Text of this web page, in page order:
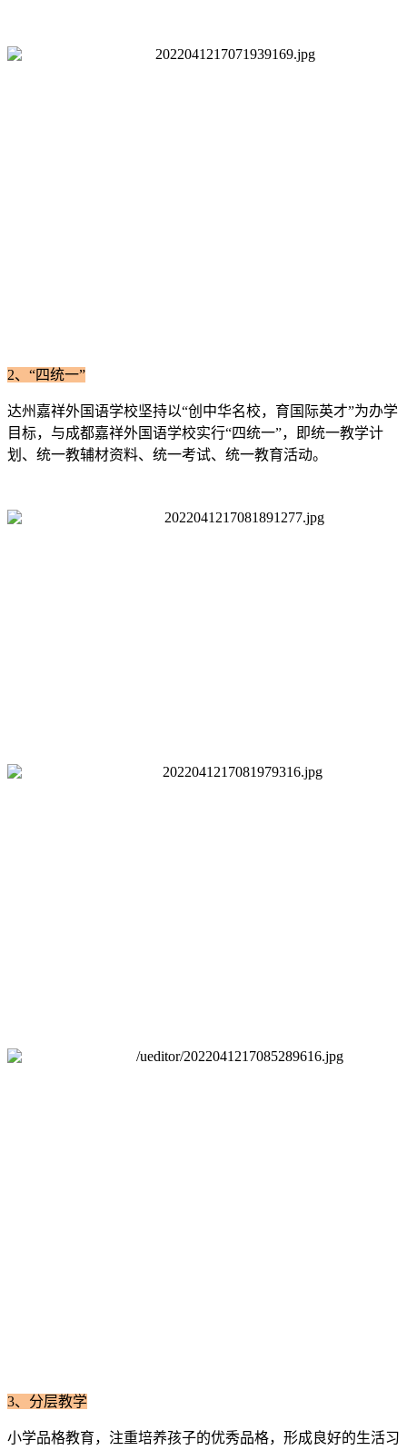
2、 “四统一”
达州嘉祥外国语学校坚持以“创中华名校，育国际英才”为办学
目标，与成都嘉祥外国语学校实行“四统一”，即统一教学计
划、统一教辅材资料、统一考试、统一教育活动。
3、 分层教学
小学品格教育，注重培养孩子的优秀品格，形成良好的生活习